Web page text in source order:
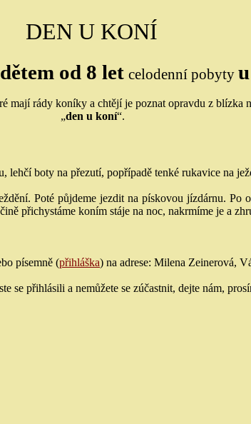
DEN U KONÍ
dětem od 8 let celodenní pobyty
mají rády koníky a chtějí je poznat opravdu z blízka
„den u koní“.
lehčí boty na přezutí, popřípadě tenké rukavice na
Poté půjdeme jezdit na pískovou jízdárnu. Po
přichystáme koním stáje na noc, nakrmíme je a
písemně (přihláška) na adrese: Milena Zeinerová,
se přihlásili a nemůžete se zúčastnit, dejte nám,